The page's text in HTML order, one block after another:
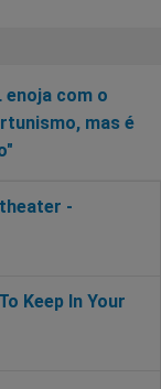
enoja com o
mas é